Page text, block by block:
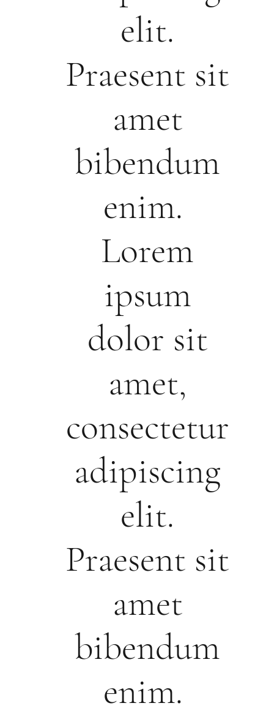
elit.
Praesent sit
amet
bibendum
enim.
Lorem
ipsum
dolor sit
amet,
consectetur
adipiscing
elit.
Praesent sit
amet
bibendum
enim.